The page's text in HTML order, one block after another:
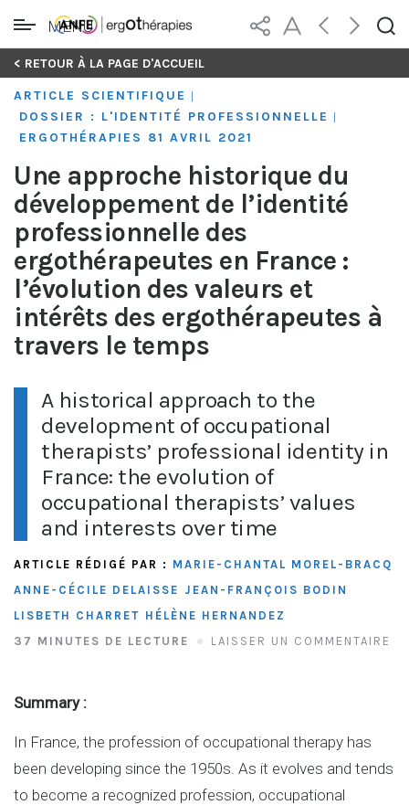
Skip
content
MENU
< RETOUR À LA PAGE D'ACCUEIL
ARTICLE SCIENTIFIQUE
DOSSIER : L'IDENTITÉ PROFESSIONNELLE
ERGOTHÉRAPIES 81 AVRIL 2021
Une approche historique du
développement de l’identité
professionnelle des
ergothérapeutes en France :
l’évolution des valeurs et
intérêts des ergothérapeutes à
travers le temps
A historical approach to the
development of occupational
therapists’ professional identity in
France: the evolution of
occupational therapists’ values
and interests over time
ARTICLE RÉDIGÉ PAR : MARIE-CHANTAL MOREL-BRACQ
ANNE-CÉCILE DELAISSE JEAN-FRANÇOIS BODIN
LISBETH CHARRET HÉLÈNE HERNANDEZ
37 MINUTES DE LECTURE
LAISSER UN COMMENTAIRE
Summary :
In France, the profession of occupational therapy has
been developing since the 1950s. As it evolves and tends
to become a recognized profession, occupational